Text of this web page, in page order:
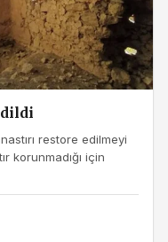
restore edilmeyi
korunmadığı için